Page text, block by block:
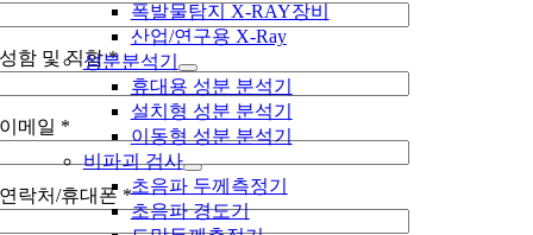
폭발물탐지 X-RAY장비
산업/연구용 X-Ray
성분분석기
휴대용 성분 분석기
설치형 성분 분석기
이동형 성분 분석기
비파괴 검사
초음파 두께측정기
초음파 경도기
성함 및 직함 *
이메일 *
연락처/휴대폰 *